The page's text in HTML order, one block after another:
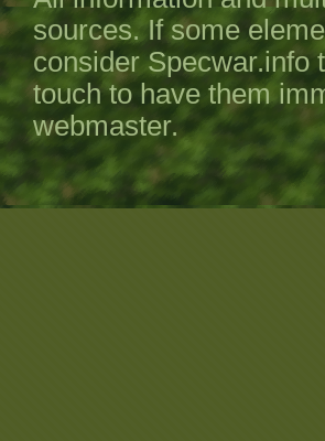
sources. If some
considerSpecwar.info
touch to have them
webmaster.